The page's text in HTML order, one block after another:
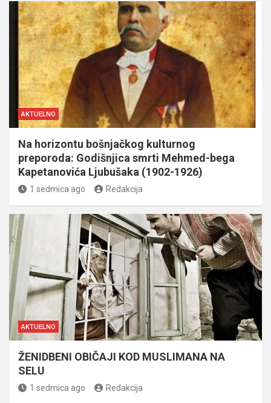
AKTUELNO
Na horizontu bošnjačkog kulturnog
preporoda: Godišnjica smrti Mehmed-bega
Kapetanovića Ljubušaka (1902-1926)
1 sedmica ago Redakcija
AKTUELNO
ŽENIDBENI OBIČAJI KOD MUSLIMANA NA
SELU
1 sedmica ago Redakcija